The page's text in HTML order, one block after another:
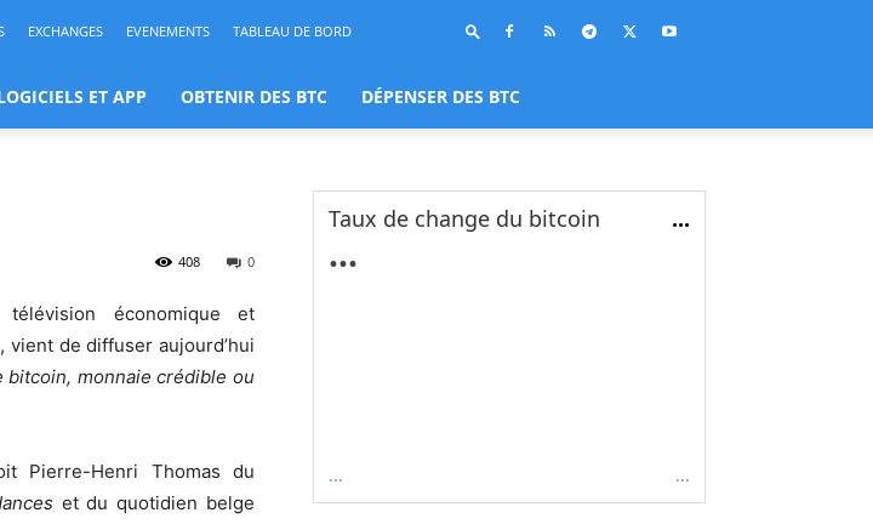
EXCHANGES EVENEMENTS TABLEAU DE BORD
ET APP OBTENIR DES BTC DÉPENSER DES BTC
0
408
économique et
de diffuser aujourd’hui
bitcoin, monnaie crédible ou
Pierre-Henri Thomas du
et du quotidien belge
Taux de change du bitcoin ...
...
... ...